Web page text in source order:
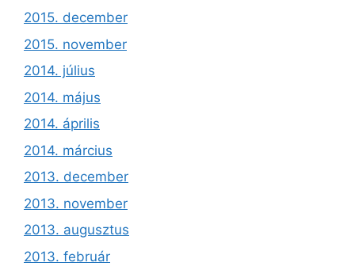
2015. december
2015. november
2014. július
2014. május
2014. április
2014. március
2013. december
2013. november
2013. augusztus
2013. február